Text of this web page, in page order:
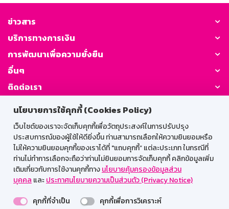
นโยบายการใช้คุกกี้ (Cookies Policy)
เว็บไซต์ของเราจะจัดเก็บคุกกี้เพื่อวัตถุประสงค์ในการปรับปรุง
ประสบการณ์ของผู้ใช้ให้ดียิ่งขึ้น ท่านสามารถเลือกให้ความยินยอมหรือ
ไม่ให้ความยินยอมคุกกี้ของเราได้ที่ "แถบคุกกี้” แต่ละประเภท ในกรณีที่
ท่านไม่ทำการเลือกจะถือว่าท่านไม่ยินยอมการจัดเก็บคุกกี้ คลิกข้อมูลเพิ่ม
เติมเกี่ยวกับการใช้งานคุกกี้ทางนโยบายคุ้มครองข้อมูลส่วน
บุคคล และประกาศนโยบายความเป็นส่วนตัว (Privacy Notice)
คุกกี้ที่จำเป็น
คุกกี้เพื่อการวิเคราะห์
ข่าวสาร
บริการทางการเงิน
การพัฒนาเพื่อความยั่งยืน
อื่นๆ
ติดต่อเรา
GSB Society:
สำหรับพนักงาน
Web HR
GSB Wisdom
M-Search
เข้าสู่ระบบเน็ตเมล